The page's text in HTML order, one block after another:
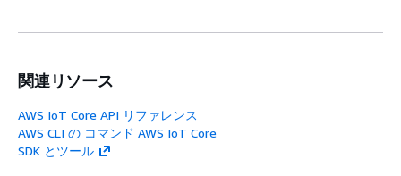
関連リソース
AWS IoT Core API リファレンス
AWS CLI の コマンド AWS IoT Core
SDK とツール